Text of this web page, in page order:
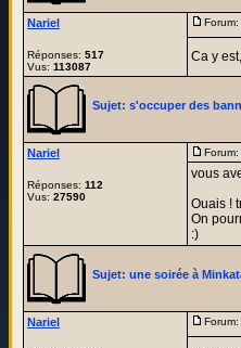
Nariel
Réponses: 517
Vus: 113087
Forum:
Ca y
Sujet: s'occuper des
Nariel
Réponses: 112
Vus: 27590
Forum:
vous
Ouais !
On
:)
Sujet: une soirée à
Nariel Forum: